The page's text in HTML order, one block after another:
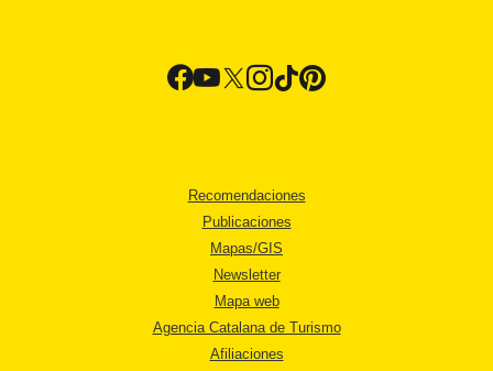
Recomendaciones
Publicaciones
Mapas/GIS
Newsletter
Mapa web
Agencia Catalana de Turismo
Afiliaciones